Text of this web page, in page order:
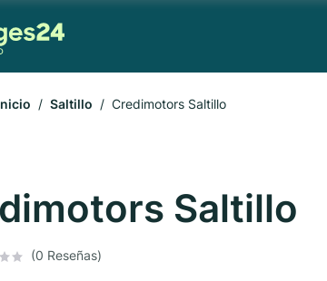
Saltillo Credimotors Saltillo
Saltillo
(0 Reseñas)